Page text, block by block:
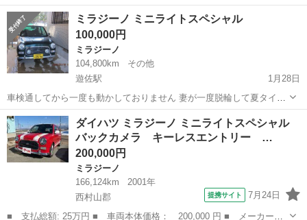
す。現車確認をお勧めいたします。距離は18万4900キロ、平成12年式
部品取り車等にどうぞ。ご購入の際はノークレームにてお願い致しま
す。
山形 長井市 ミラジーノ 4WD
ミラジーノ ミニライトスペシャル
100,000円
ミラジーノ
104,800km
その他
遊佐駅
1月28日
車検通してから一度も動かしておりません 妻が一度脱輪して夏タイヤ
純正アルミに傷があり、純正ホイールキャップが 一つ欠品しておりま
す 修理はしてあります 車体はモスグリーンです 2003年初年度登録で
す ETC ス...
山形 飽海郡 遊佐駅 スタッドレス
ダイハツ ミラジーノ ミニライトスペシャル
バックカメラ キーレスエントリー …
200,000円
ミラジーノ
166,124km
2001年
西村山郡
提携サイト 7月24日
■ 支払総額: 25万円 ■ 車両本体価格： 200,000 円 ■ メーカー